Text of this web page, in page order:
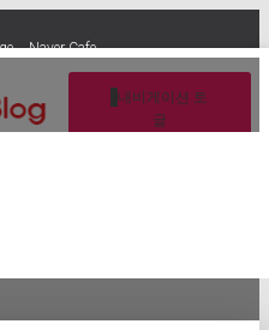
Naver Cafe
내비게이션 토
글